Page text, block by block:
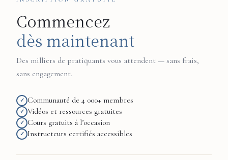
Commencez
dès maintenant
Des milliers de pratiquants vous attendent — sans frais,
sans engagement.
✓ Communauté de 4 000+ membres
✓ Vidéos et ressources gratuites
✓ Cours gratuits à l’occasion
✓ Instructeurs certifiés accessibles